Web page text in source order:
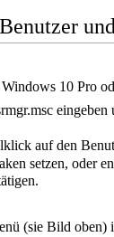
10 Pro
eingeben
auf den
setzen, oder
(sie Bild